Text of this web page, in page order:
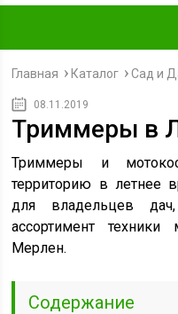
Главная Каталог Сад и
08.11.2019
Триммеры в
Триммеры и
территорию в летнее
для владельцев
ассортимент
Мерлен.
Содержание